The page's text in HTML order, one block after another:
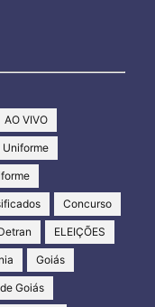
AO VIVO
Uniforme
Concurso
ELEIÇÕES
Goiás
Goiás